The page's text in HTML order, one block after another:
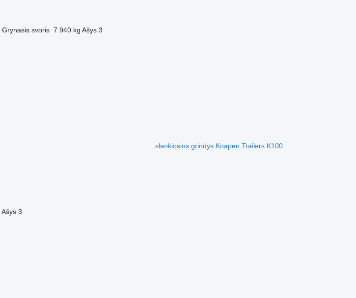
Grynasis svoris 7 940 kg Ašys 3
slankiosios grindys Knapen Trailers K100
Ašys 3